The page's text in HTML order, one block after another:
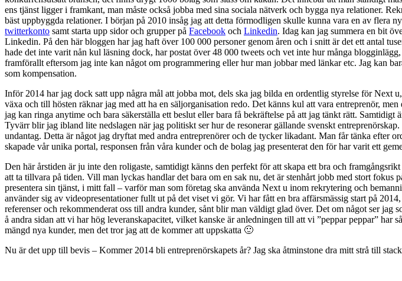
ens tjänst ligger i framkant, man måste också jobba med sina sociala nätverk och bygga nya relationer.
bäst uppbyggda relationer. I början på 2010 insåg jag att detta förmodligen skulle kunna vara en av flera
twitterkonto samt starta upp sidor och grupper på Facebook och Linkedin. Idag kan jag summera en bit
Linkedin. På den här bloggen har jag haft över 100 000 personer genom åren och i snitt är det ett antal
hade det inte varit nån kul läsning dock, har postat över 48 000 tweets och vet inte hur många
framförallt eftersom jag inte kan något om programmering eller hur man jobbar med länkar etc. Jag kan
som kompensation.
Inför 2014 har jag dock satt upp några mål att jobba mot, dels ska jag bilda en ordentlig styrelse för
växa och till hösten räknar jag med att ha en säljorganisation redo. Det känns kul att vara entreprenör,
jag kan ringa anytime och bara säkerställa ett beslut eller bara få bekräftelse på att jag tänkt rätt.
Tyvärr blir jag ibland lite nedslagen när jag politiskt ser hur de resonerar gällande svenskt
undantag. Detta är något jag dryftat med andra entreprenörer och de tycker likadant. Man får tänka efter
skapade vår unika portal, responsen från våra kunder och de bolag jag presenterat den för har varit ett
Den här årstiden är ju inte den roligaste, samtidigt känns den perfekt för att skapa ett bra och
att ta tillvara på tiden. Vill man lyckas handlar det bara om en sak nu, det är stenhårt jobb med stort
presentera sin tjänst, i mitt fall – varför man som företag ska använda Next u inom rekrytering och
använder sig av videopresentationer fullt ut på det viset vi gör. Vi har fått en bra affärsmässig start på
referenser och rekommenderat oss till andra kunder, sånt blir man väldigt glad över. Det om något ser
å andra sidan att vi har hög leveranskapacitet, vilket kanske är anledningen till att vi ”peppar peppar”
mängd nya kunder, men det tror jag att de kommer att uppskatta 🙂
Nu är det upp till bevis – Kommer 2014 bli entreprenörskapets år? Jag ska åtminstone dra mitt strå till